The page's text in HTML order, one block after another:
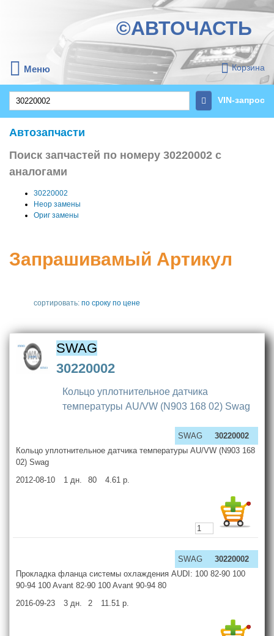
©АВТОЧАСТЬ
Меню Корзина
VIN-запрос
Автозапчасти
Поиск запчастей по номеру 30220002 с
аналогами
30220002
Неор замены
Ориг замены
Запрашивамый Артикул
сортировать: по сроку по цене
SWAG
30220002
Кольцо уплотнительное датчика
температуры AU/VW (N903 168 02) Swag
SWAG
30220002
Кольцо уплотнительное датчика температуры AU/VW (N903 168
02) Swag
2012-08-10
1 дн. 80 4.61 р.
SWAG
30220002
Прокладка фланца системы охлаждения AUDI: 100 82-90 100
90-94 100 Avant 82-90 100 Avant 90-94 80
2016-09-23
3 дн. 2 11.51 р.